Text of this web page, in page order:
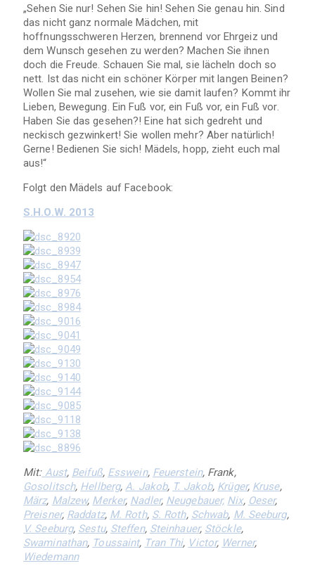
„Sehen Sie nur! Sehen Sie hin! Sehen Sie genau hin. Sind
das nicht ganz normale Mädchen, mit
hoffnungsschweren Herzen, brennend vor Ehrgeiz und
dem Wunsch gesehen zu werden? Machen Sie ihnen
doch die Freude. Schauen Sie mal, sie lächeln doch so
nett. Ist das nicht ein schöner Körper mit langen Beinen?
Wollen Sie mal zusehen, wie sie damit laufen? Kommt ihr
Lieben, Bewegung. Ein Fuß vor, ein Fuß vor, ein Fuß vor.
Haben Sie das gesehen?! Eine hat sich gedreht und
neckisch gezwinkert! Sie wollen mehr? Aber natürlich!
Gerne! Bedienen Sie sich! Mädels, hopp, zieht euch mal
aus!“
Folgt den Mädels auf Facebook:
S.H.O.W. 2013
Mit:Aust, Beifuß, Esswein, Feuerstein, Frank,
Gosolitsch, Hellberg,A. Jakob, T. Jakob, Krüger, Kruse,
März, Malzew, Merker, Nadler, Neugebauer, Nix, Oeser,
Preisner, Raddatz, M. Roth, S. Roth, Schwab, M. Seeburg,
V. Seeburg, Sestu, Steffen, Steinhauer, Stöckle,
Swaminathan, Toussaint, Tran Thi, Victor, Werner,
Wiedemann